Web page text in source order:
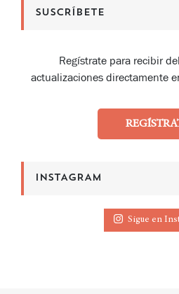
SUSCRÍBETE
Regístrate para recibir
actualizaciones directamente
INSTAGRAM
Sigue en